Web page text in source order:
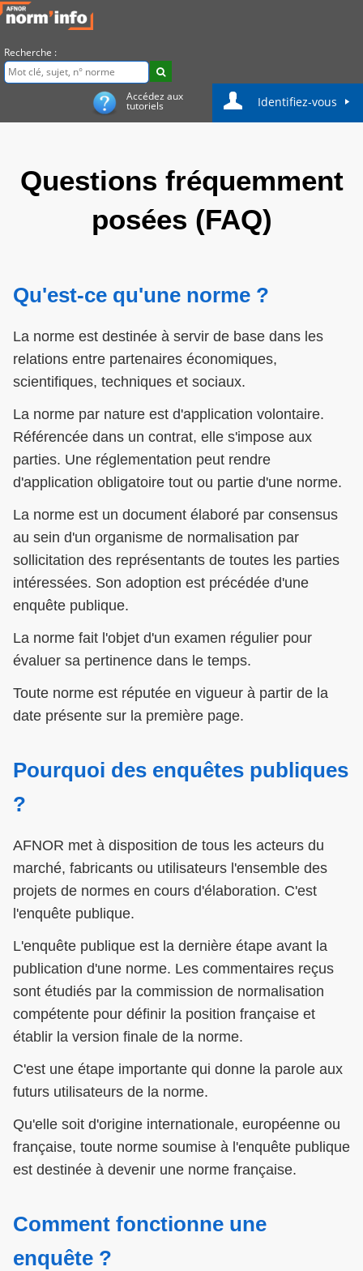
Recherche :
Accédez aux
tutoriels Identifiez-vous
Questions fréquemment
posées (FAQ)
Qu'est-ce qu'une norme ?
La norme est destinée à servir de base dans les
relations entre partenaires économiques,
scientifiques, techniques et sociaux.
La norme par nature est d'application volontaire.
Référencée dans un contrat, elle s'impose aux
parties. Une réglementation peut rendre
d'application obligatoire tout ou partie d'une norme.
La norme est un document élaboré par consensus
au sein d'un organisme de normalisation par
sollicitation des représentants de toutes les parties
intéressées. Son adoption est précédée d'une
enquête publique.
La norme fait l'objet d'un examen régulier pour
évaluer sa pertinence dans le temps.
Toute norme est réputée en vigueur à partir de la
date présente sur la première page.
Pourquoi des enquêtes publiques
?
AFNOR met à disposition de tous les acteurs du
marché, fabricants ou utilisateurs l'ensemble des
projets de normes en cours d'élaboration. C'est
l'enquête publique.
L'enquête publique est la dernière étape avant la
publication d'une norme. Les commentaires reçus
sont étudiés par la commission de normalisation
compétente pour définir la position française et
établir la version finale de la norme.
C'est une étape importante qui donne la parole aux
futurs utilisateurs de la norme.
Qu'elle soit d'origine internationale, européenne ou
française, toute norme soumise à l'enquête publique
est destinée à devenir une norme française.
Comment fonctionne une
enquête ?